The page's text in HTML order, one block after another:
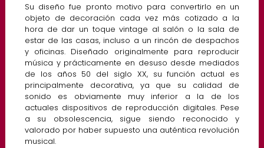
Su diseño fue pronto motivo para convertirlo en un
objeto de decoración cada vez más cotizado a la
hora de dar un toque vintage al salón o la sala de
estar de las casas, incluso a un rincón de despachos
y oficinas. Diseñado originalmente para reproducir
música y prácticamente en desuso desde mediados
de los años 50 del siglo XX, su función actual es
principalmente decorativa, ya que su calidad de
sonido es obviamente muy inferior a la de los
actuales dispositivos de reproducción digitales. Pese
a su obsolescencia, sigue siendo reconocido y
valorado por haber supuesto una auténtica revolución
musical.